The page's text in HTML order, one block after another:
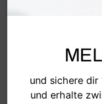
und sichere dir
und erhalte
TEILEN